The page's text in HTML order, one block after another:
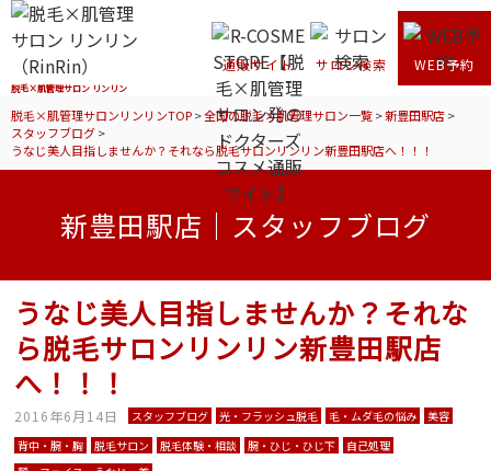
脱毛×肌管理サロン リンリン
通販サイト サロン検索 WEB予約
脱毛×肌管理サロンリンリンTOP>全国の脱毛×肌管理サロン一覧>新豊田駅店>
スタッフブログ>
うなじ美人目指しませんか？それなら脱毛サロンリンリン新豊田駅店へ！！！
新豊田駅店｜スタッフブログ
うなじ美人目指しませんか？それな
ら脱毛サロンリンリン新豊田駅店
へ！！！
2016年6月14日 スタッフブログ 光・フラッシュ脱毛 毛・ムダ毛の悩み
美容
背中・腕・胸
脱毛サロン 脱毛体験・相談 腕・ひじ・ひじ下
自己処理